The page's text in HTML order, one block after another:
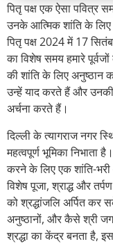
पितृ पक्ष एक ऐसा पवित्र
उनके आत्मिक शांति के
पितृ पक्ष 2024 में 17
का विशेष समय हमारे
की शांति के लिए अनुष्ठान
उन्हें याद करते हैं और
अर्चना करते हैं।
दिल्ली के त्यागराज नगर
महत्वपूर्ण भूमिका निभाता
करने के लिए एक शांति-भरी
विशेष पूजा, श्राद्ध और
को श्रद्धांजलि अर्पित
अनुष्ठानों, और कैसे श्री
श्रद्धा का केंद्र बनता है,